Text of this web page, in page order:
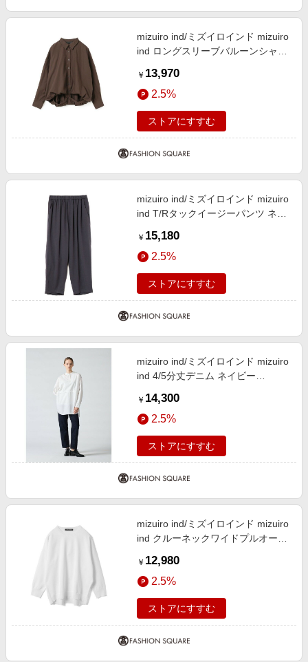
mizuiro ind/ミズイロインド mizuiro
ind ロングスリーブバルーンシャツ
￥ 13,970
2.5%
ストアにすすむ
mizuiro ind/ミズイロインド mizuiro
ind T/Rタックイージーパンツ ネイ
￥ 15,180
2.5%
ストアにすすむ
mizuiro ind/ミズイロインド mizuiro
ind 4/5分丈デニム ネイビー
￥ 14,300
2.5%
ストアにすすむ
mizuiro ind/ミズイロインド mizuiro
ind クルーネックワイドプルオーバ
￥ 12,980
2.5%
ストアにすすむ